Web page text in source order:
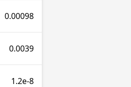
0.00098
0.0039
1.2e-8